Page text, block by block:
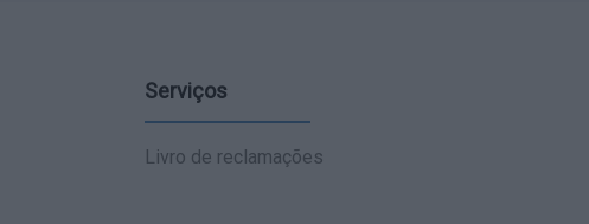
Serviços
Livro de reclamações